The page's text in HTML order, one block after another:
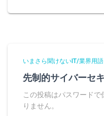
いまさら聞けないIT/業界用語
先制的サイバーセ
この投稿はパスワード
りません。